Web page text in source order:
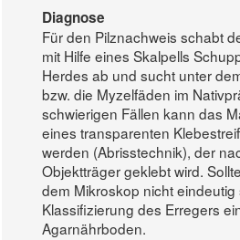
Diagnose
Für den Pilznachweis schabt
mit Hilfe eines Skalpells
Herdes ab und sucht unter
bzw. die Myzelfäden im
schwierigen Fällen kann das
eines transparenten
werden (Abrisstechnik), der
Objektträger geklebt wird.
dem Mikroskop nicht
Klassifizierung des Erregers
Agarnährboden.